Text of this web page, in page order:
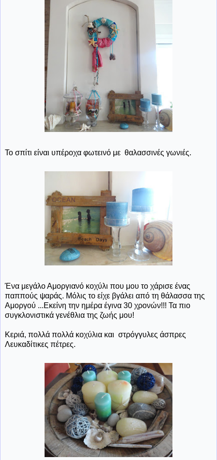
Το σπίτι είναι υπέροχα φωτεινό με θαλασσινές γωνιές.
Ένα μεγάλο Αμοργιανό κοχύλι που μου το χάρισε ένας
παππούς ψαράς. Μόλις το είχε βγάλει από τη θάλασσα της
Αμοργού ...Εκείνη την ημέρα έγινα 30 χρονών!!! Τα πιο
συγκλονιστικά γενέθλια της ζωής μου!
Κεριά, πολλά πολλά κοχύλια και στρόγγυλες άσπρες
Λευκαδίτικες πέτρες.